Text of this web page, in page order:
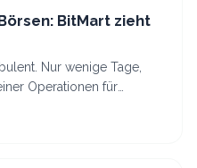
BitMart zieht
Nur wenige Tage,
Operationen für
hat, zieht nun die